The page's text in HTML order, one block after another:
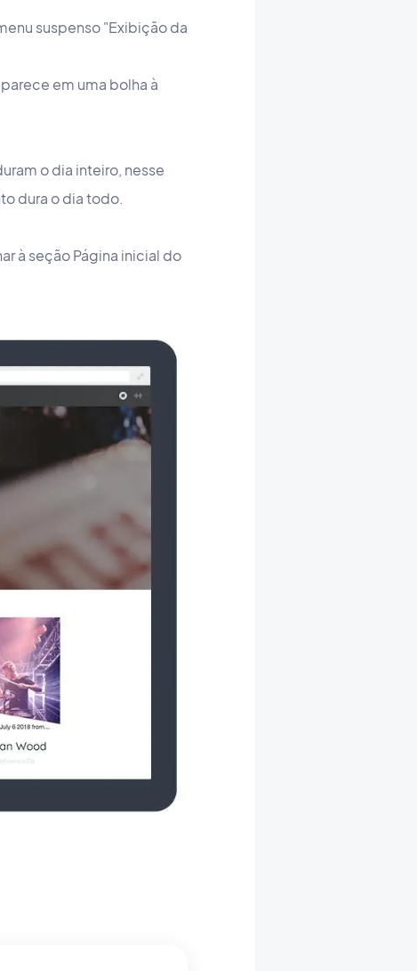
suspenso "Exibição da
em uma bolha à
o dia inteiro, nesse
dura o dia todo.
à seção Página inicial do